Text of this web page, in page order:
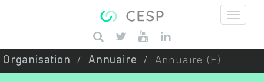
Saisissez vos mots-clés
Organisation Annuaire Annuaire (F)